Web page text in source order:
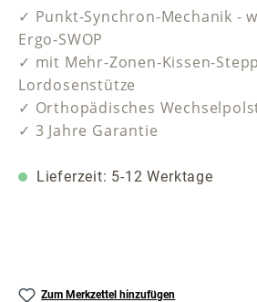
✓ Punkt-Synchron-Mechanik -
Ergo-SWOP
✓ mit Mehr-Zonen-Kissen-
Lordosenstütze
✓ Orthopädisches
✓ 3 Jahre Garantie
Lieferzeit: 5-12 Werktage
Zum Merkzettel hinzufügen